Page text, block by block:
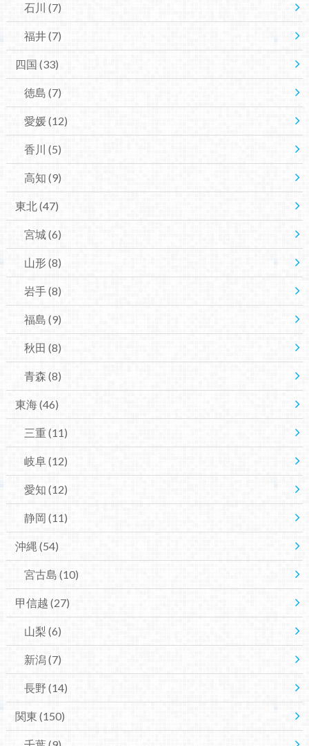
石川 (7)
福井(7)
四国 (33)
徳島 (7)
愛媛(12)
香川 (5)
高知 (9)
東北(47)
宮城(6)
山形 (8)
岩手(8)
福島 (9)
秋田 (8)
青森 (8)
東海(46)
三重(11)
岐阜(12)
愛知 (12)
静岡 (11)
沖縄 (54)
宮古島 (10)
甲信越 (27)
山梨 (6)
新潟 (7)
長野 (14)
関東 (150)